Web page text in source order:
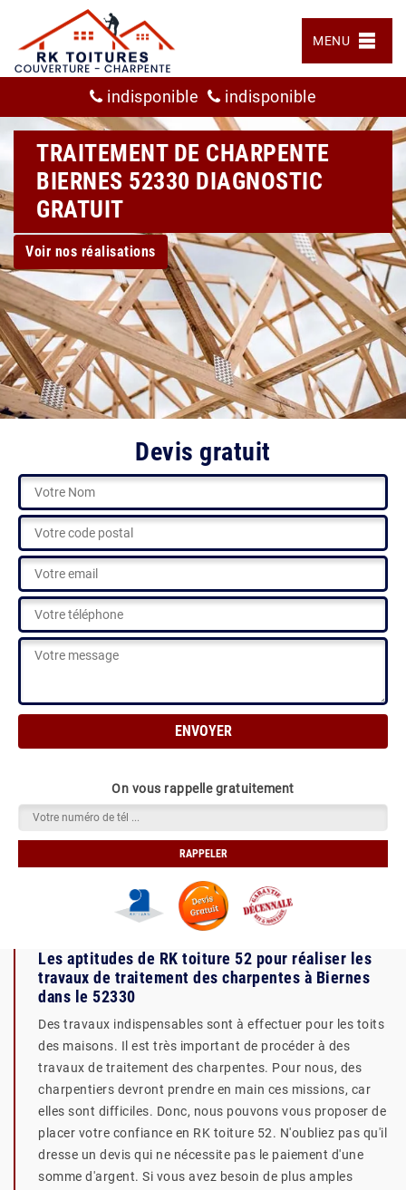
MENU
indisponible indisponible
TRAITEMENT DE CHARPENTE
BIERNES 52330 DIAGNOSTIC
GRATUIT
Voir nos réalisations
Devis gratuit
On vous rappelle gratuitement
Les aptitudes de RK toiture 52 pour réaliser les
travaux de traitement des charpentes à Biernes
dans le 52330
Des travaux indispensables sont à effectuer pour les toits
des maisons. Il est très important de procéder à des
travaux de traitement des charpentes. Pour nous, des
charpentiers devront prendre en main ces missions, car
elles sont difficiles. Donc, nous pouvons vous proposer de
placer votre confiance en RK toiture 52. N'oubliez pas qu'il
dresse un devis qui ne nécessite pas le paiement d'une
somme d'argent. Si vous avez besoin de plus amples